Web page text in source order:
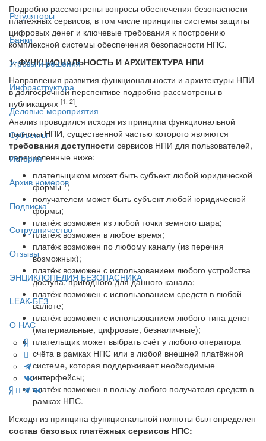
Регуляторы
Банки
Угрозы и решения
Инфраструктура
Деловые мероприятия
Субъекты
История
Архив номеров
Подписка
Сотрудничество
Отзывы
ЭНЦИКЛОПЕДИЯ БЕЗОПАСНИКА
LEAK-БЕЗ
О НАС
Подробно рассмотрены вопросы обеспечения безопасности
платёжных сервисов, в том числе принципы системы защиты
цифровых денег и ключевые требования к построению
комплексной системы обеспечения безопасности НПС.
1. ФУНКЦИОНАЛЬНОСТЬ И АРХИТЕКТУРА НПИ
Направления развития функциональности и архитектуры НПИ
в долгосрочной перспективе подробно рассмотрены в
публикациях [1, 2].
Анализ проводился исходя из принципа функциональной
полноты НПИ, существенной частью которого являются
требования доступности сервисов НПИ для пользователей,
перечисленные ниже:
плательщиком может быть субъект любой юридической
формы1;
получателем может быть субъект любой юридической
формы;
платёж возможен из любой точки земного шара;
платёж возможен в любое время;
платёж возможен по любому каналу (из перечня
возможных);
платёж возможен с использованием любого устройства
доступа, пригодного для данного канала;
платёж возможен с использованием средств в любой
валюте;
платёж возможен с использованием любого типа денег
(материальные, цифровые, безналичные);
плательщик может выбрать счёт у любого оператора
счёта в рамках НПС или в любой внешней платёжной
системе, которая поддерживает необходимые
интерфейсы;
платёж возможен в пользу любого получателя средств в
рамках НПС.
Исходя из принципа функциональной полноты был определен
состав базовых платёжных сервисов НПС: